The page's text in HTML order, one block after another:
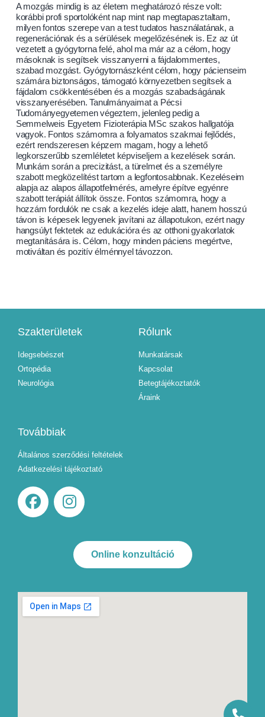
A mozgás mindig is az életem meghatározó része volt:
korábbi profi sportolóként nap mint nap megtapasztaltam,
milyen fontos szerepe van a test tudatos használatának, a
regenerációnak és a sérülések megelőzésének is. Ez az út
vezetett a gyógytorna felé, ahol ma már az a célom, hogy
másoknak is segítsek visszanyerni a fájdalommentes,
szabad mozgást. Gyógytornászként célom, hogy pácienseim
számára biztonságos, támogató környezetben segítsek a
fájdalom csökkentésében és a mozgás szabadságának
visszanyerésében. Tanulmányaimat a Pécsi
Tudományegyetemen végeztem, jelenleg pedig a
Semmelweis Egyetem Fizioterápia MSc szakos hallgatója
vagyok. Fontos számomra a folyamatos szakmai fejlődés,
ezért rendszeresen képzem magam, hogy a lehető
legkorszerűbb szemléletet képviseljem a kezelések során.
Munkám során a precizitást, a türelmet és a személyre
szabott megközelítést tartom a legfontosabbnak. Kezeléseim
alapja az alapos állapotfelmérés, amelyre építve egyénre
szabott terápiát állítok össze. Fontos számomra, hogy a
hozzám fordulók ne csak a kezelés ideje alatt, hanem hosszú
távon is képesek legyenek javítani az állapotukon, ezért nagy
hangsúlyt fektetek az edukációra és az otthoni gyakorlatok
megtanítására is. Célom, hogy minden páciens megértve,
motiváltan és pozitív élménnyel távozzon.
Szakterületek
Idegsebészet
Ortopédia
Neurológia
Rólunk
Munkatársak
Kapcsolat
Betegtájékoztatók
Áraink
Továbbiak
Általános szerződési feltételek
Adatkezelési tájékoztató
Online konzultáció